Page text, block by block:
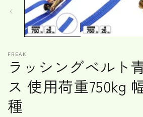
で
(1)
を
開
く
FREAK
ラッシングベルト
ス 使用荷重750kg
種